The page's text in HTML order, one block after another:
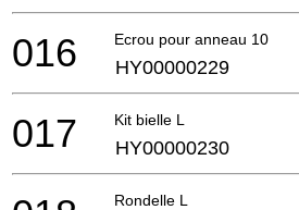
Ecrou pour anneau 10
016 HY00000229
Kit bielle L
017 HY00000230
Rondelle L